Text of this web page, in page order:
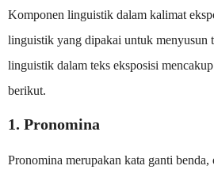
Komponen linguistik dalam kalimat
linguistik yang dipakai untuk menyusun
linguistik dalam teks eksposisi
berikut.
1. Pronomina
Pronomina merupakan kata ganti